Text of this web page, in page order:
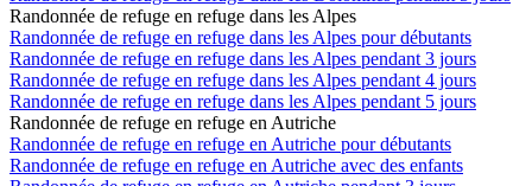
Randonnée de refuge en refuge dans les Alpes
Randonnée de refuge en refuge dans les Alpes pour débutants
Randonnée de refuge en refuge dans les Alpes pendant 3 jours
Randonnée de refuge en refuge dans les Alpes pendant 4 jours
Randonnée de refuge en refuge dans les Alpes pendant 5 jours
Randonnée de refuge en refuge en Autriche
Randonnée de refuge en refuge en Autriche pour débutants
Randonnée de refuge en refuge en Autriche avec des enfants